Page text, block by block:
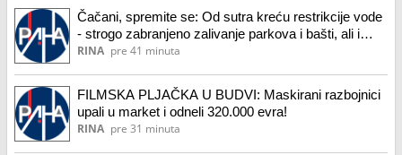
Čačani, spremite se: Od sutra kreću restrikcije vode
- strogo zabranjeno zalivanje parkova i bašti, ali i
pranje vozila
RINA pre 41 minuta
FILMSKA PLJAČKA U BUDVI: Maskirani razbojnici
upali u market i odneli 320.000 evra!
RINA pre 31 minuta